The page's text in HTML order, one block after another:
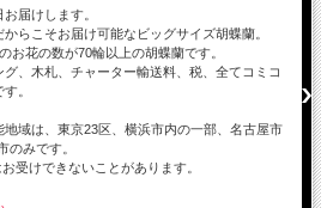
届けします。
からこそお届け可能なビッグサイズ胡蝶蘭。
お花の数が70輪以上の胡蝶蘭です。
グ、木札、チャーター輸送料、税、全てコミコ
。
地域は、東京23区、横浜市内の一部、名古屋市
のみです。
受けできないことがあります。